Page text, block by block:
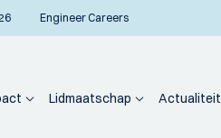
Engineer Careers
Lidmaatschap Actualiteit